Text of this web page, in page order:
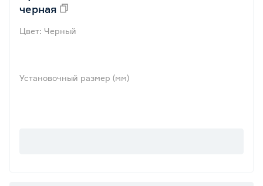
черная
Цвет: Черный
Установочный размер (мм)